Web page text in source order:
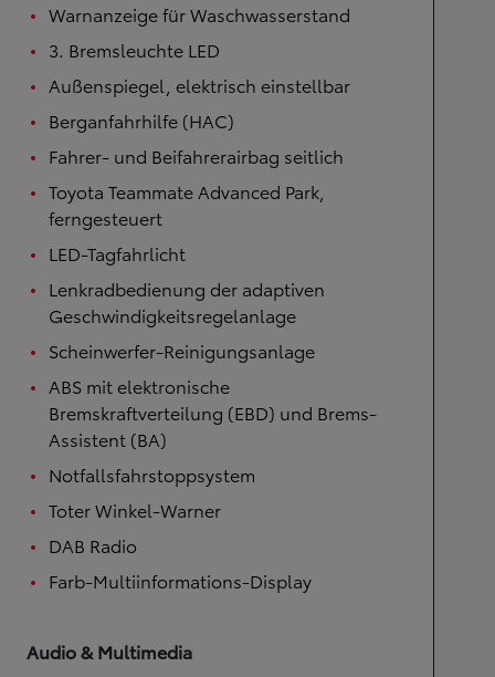
Warnanzeige für Waschwasserstand
3. Bremsleuchte LED
Außenspiegel, elektrisch einstellbar
Berganfahrhilfe (HAC)
Fahrer- und Beifahrerairbag seitlich
Toyota Teammate Advanced Park,
ferngesteuert
LED-Tagfahrlicht
Lenkradbedienung der adaptiven
Geschwindigkeitsregelanlage
Scheinwerfer-Reinigungsanlage
ABS mit elektronische
Bremskraftverteilung (EBD) und Brems-
Assistent (BA)
Notfallsfahrstoppsystem
Toter Winkel-Warner
DAB Radio
Farb-Multiinformations-Display
Audio & Multimedia